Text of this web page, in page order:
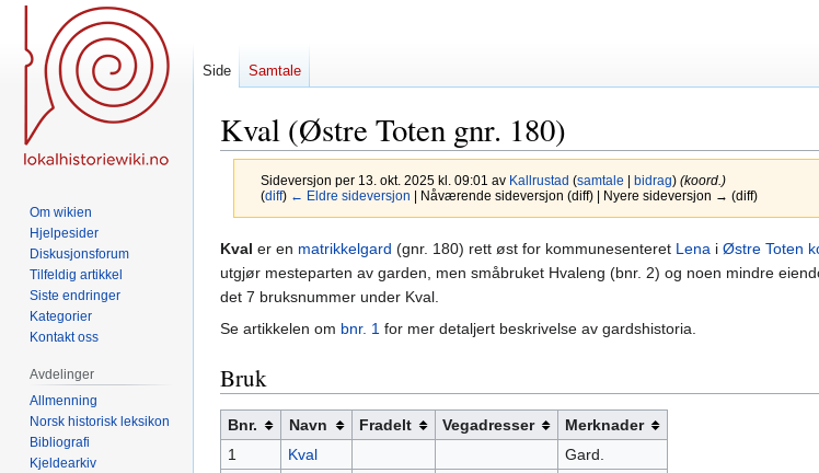
Kval (Østre Toten gnr. 180)
Sideversjon per 13. okt. 2025 kl. 09:01 av Kallrustad (samtale bidrag) (koord.)
(diff) ← Eldre sideversjon | Nåværende sideversjon (diff) | Nyere sideversjon → (diff)
Hopp
til
navigering
Hopp
til
søk
Kval er en matrikkelgard (gnr. 180) rett øst for kommunesenteret Lena i Østre Toten
utgjør mesteparten av garden, men småbruket Hvaleng (bnr. 2) og noen mindre
det 7 bruksnummer under Kval.
Se artikkelen om bnr. 1 for mer detaljert beskrivelse av gardshistoria.
Bruk
Bnr. Navn Fradelt Vegadresser
Merknader
1
Kval
Gard.
Side Samtale
Om wikien
Hjelpesider
Diskusjonsforum
Tilfeldig artikkel
Siste endringer
Kategorier
Kontakt oss
Avdelinger
Allmenning
Norsk historisk leksikon
Bibliografi
Kjeldearkiv